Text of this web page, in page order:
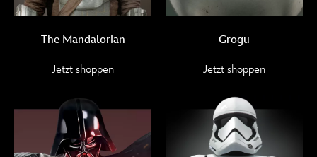
The Mandalorian
Jetzt shoppen
Grogu
Jetzt shoppen